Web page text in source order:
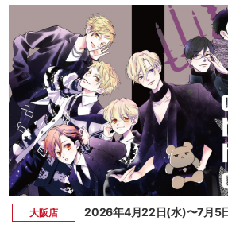
大阪店 2026年4月22日(水)〜7月5